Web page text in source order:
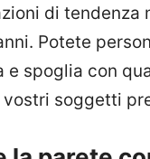
di tendenza
Potete
e spoglia con
vostri soggetti